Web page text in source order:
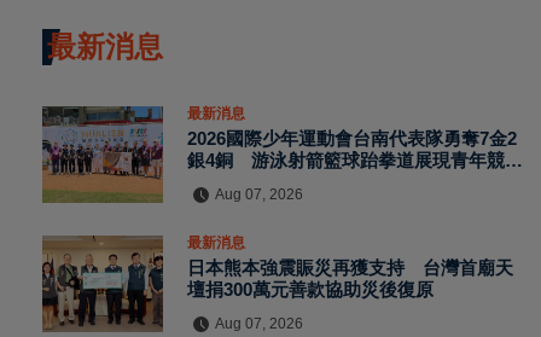
最新消息
最新消息
2026國際少年運動會台南代表隊勇奪7金2
銀4銅 游泳射箭籃球跆拳道展現青年競技
Aug 07, 2026
最新消息
日本熊本強震賑災再獲支持 台灣首廟天
壇捐300萬元善款協助災後復原
Aug 07, 2026